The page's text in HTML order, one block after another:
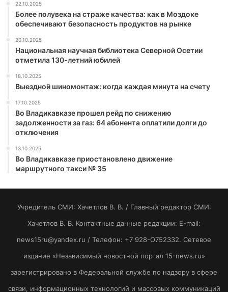
22.10.2025
Более полувека на страже качества: как в Моздоке
обеспечивают безопасность продуктов на рынке
20.10.2025
Национальная научная библиотека Северной Осетии
отметила 130-летний юбилей
18.10.2025
Выездной шиномонтаж: когда каждая минута на счету
17.10.2025
Во Владикавказе прошел рейд по снижению
задолженности за газ: 64 абонента оплатили долги до
отключения
13.10.2025
Во Владикавказе приостановлено движение
маршрутного такси № 35
Учредитель СМИ: Хaчeтлoв B. B. / Главный редактор СМИ:
Хaчeтлoв B. B. Контактные данные редакции: E-mail:
news15ru@yandex.ru / Телефон: +7 928-O752332. Сетевое
издание «Независимый новостной портал 15-news.ru»
зарегистрировано в Федеральной службе по надзору в сфере
связи, информационных технологий и массовых коммуникаций